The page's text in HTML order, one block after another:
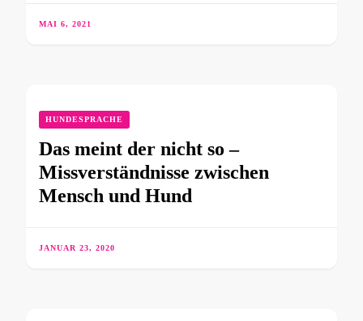
MAI 6, 2021
HUNDESPRACHE
Das meint der nicht so –
Missverständnisse zwischen
Mensch und Hund
JANUAR 23, 2020